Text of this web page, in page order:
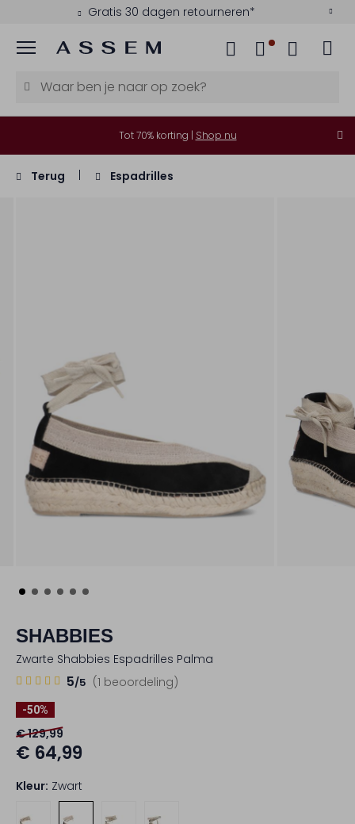
Gratis 30 dagen retourneren*
Menu
Tot 70% korting | Shop nu
Terug Espadrilles
SHABBIES
Zwarte Shabbies Espadrilles Palma
(1 beoordeling)
5/5
15
Sterren
-50%
€ 129,99
€ 64,99
Kleur: Zwart